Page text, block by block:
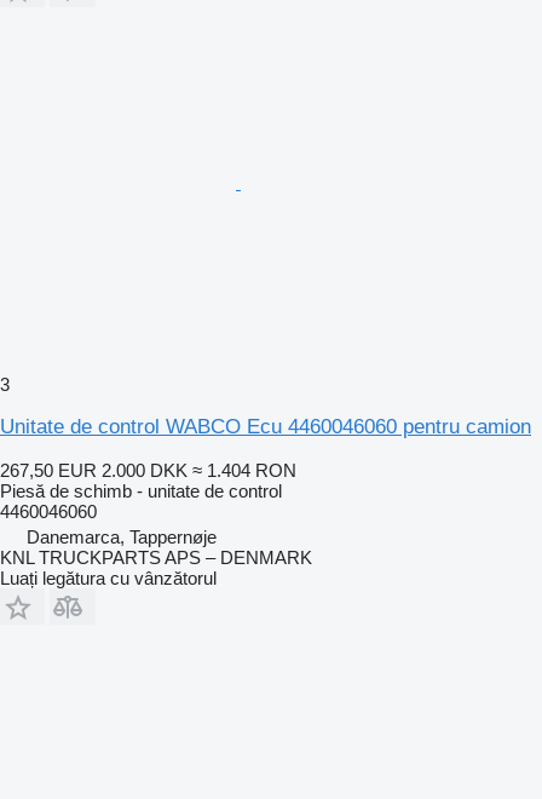
3
Unitate de control WABCO Ecu 4460046060 pentru camion
267,50 EUR 2.000 DKK ≈ 1.404 RON
Piesă de schimb - unitate de control
4460046060
Danemarca, Tappernøje
KNL TRUCKPARTS APS – DENMARK
Luați legătura cu vânzătorul